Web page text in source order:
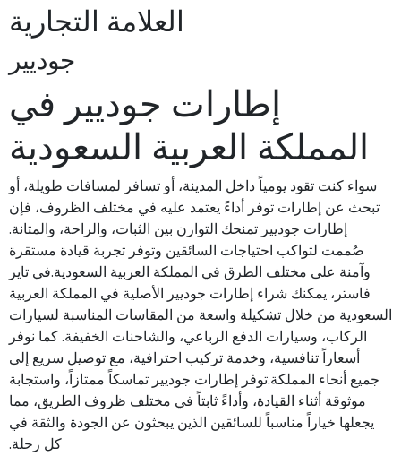
العلامة التجارية
جوديير
إطارات جوديير في
المملكة العربية السعودية
سواء كنت تقود يومياً داخل المدينة، أو تسافر لمسافات طويلة، أو
تبحث عن إطارات توفر أداءً يعتمد عليه في مختلف الظروف، فإن
إطارات جوديير تمنحك التوازن بين الثبات، والراحة، والمتانة.
صُممت لتواكب احتياجات السائقين وتوفر تجربة قيادة مستقرة
وآمنة على مختلف الطرق في المملكة العربية السعودية.في تاير
فاستر، يمكنك شراء إطارات جوديير الأصلية في المملكة العربية
السعودية من خلال تشكيلة واسعة من المقاسات المناسبة لسيارات
الركاب، وسيارات الدفع الرباعي، والشاحنات الخفيفة. كما نوفر
أسعاراً تنافسية، وخدمة تركيب احترافية، مع توصيل سريع إلى
جميع أنحاء المملكة.توفر إطارات جوديير تماسكاً ممتازاً، واستجابة
موثوقة أثناء القيادة، وأداءً ثابتاً في مختلف ظروف الطريق، مما
يجعلها خياراً مناسباً للسائقين الذين يبحثون عن الجودة والثقة في
كل رحلة.